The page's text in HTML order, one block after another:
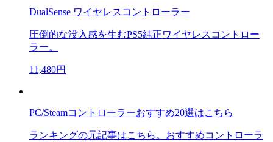
DualSense ワイヤレスコントローラー
圧倒的な没入感を生むPS5純正ワイヤレスコントロー
ラー。
11,480円
PC/Steamコントローラーおすすめ20選はこちら
ランキングの元記事はこちら。おすすめコントローラ